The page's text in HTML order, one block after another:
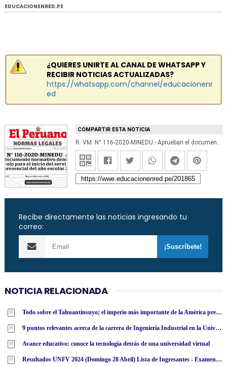
EDUCACIONENRED.PE
¿QUIERES UNIRTE AL CANAL DE WHATSAPP Y
RECIBIR NOTICIAS ACTUALIZADAS?
https://whatsapp.com/channel/educacionenr
ed
COMPARTIR ESTA NOTICIA
R. VM. N° 116-2020-MINEDU.- Aprueban el documento normativo denominado «Protocolo para el inicio del servicio educativo presencial del año escolar 2020»
Recibe directamente las noticias ingresando tu
correo:
NOTICIA RELACIONADA
Todo sobre el Tahuantinsuyo; el imperio más importante de la América precolombina
9 puntos relevantes acerca de la carrera de Ingeniería Industrial en la Universidad Tecnológica Latinoamericana en línea
Avance educativo: conoce la tecnología detrás de una universidad virtual
Resultados UNFV 2024 (Domingo 28 Abril) Lista de Ingresantes - Examen Admisión Ordinario y Extraordinario - Universidad Nacional Federico Villarreal - www·unfv·edu·pe